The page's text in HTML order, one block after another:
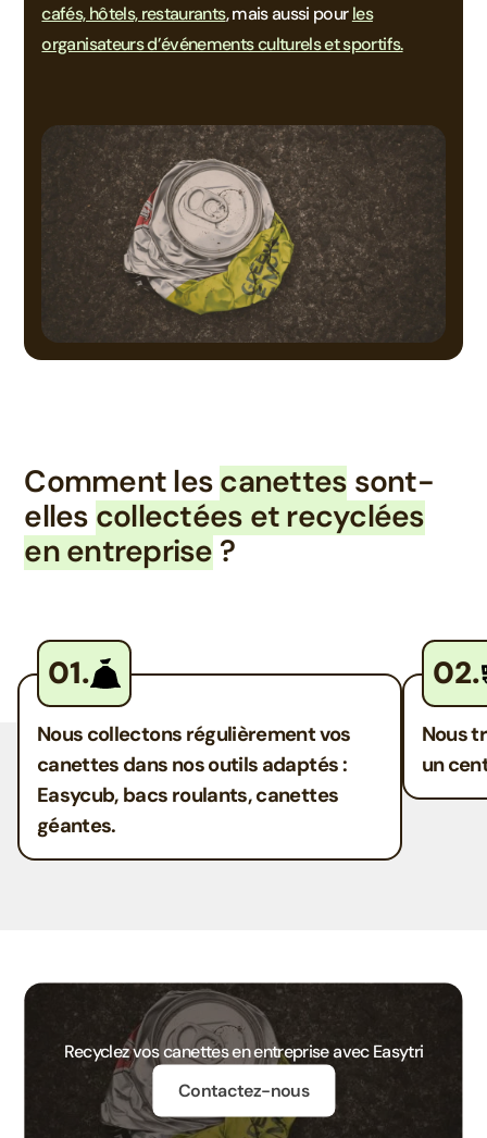
cafés, hôtels, restaurants, mais aussi pourles
organisateurs d’événements culturels et sportifs.
Comment lescanettes sont-
elles collectées et recyclées
en entreprise ?
01.
Nous collectons régulièrement vos
canettes dans nos outils adaptés :
Easycub, bacs roulants, canettes
géantes.
02.
Nous
un
Recyclez vos canettes en entreprise avec Easytri
Contactez-nous